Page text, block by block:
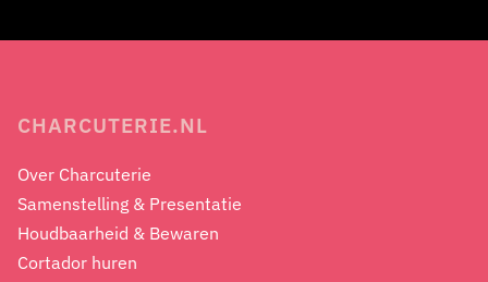
CHARCUTERIE.NL
Over Charcuterie
Samenstelling & Presentatie
Houdbaarheid & Bewaren
Cortador huren